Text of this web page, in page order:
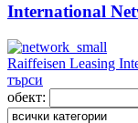
International
Raiffeisen Leasing
търси
обект: